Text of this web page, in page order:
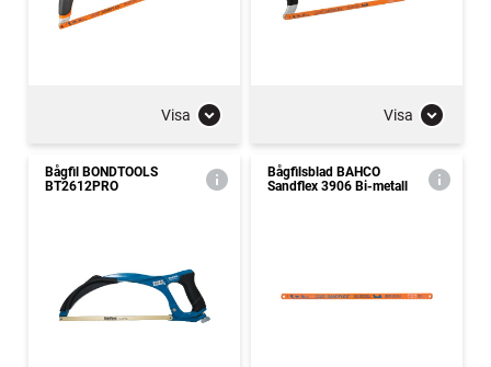
Visa Visa
Bågfil BONDTOOLS
BT2612PRO
Bågfilsblad BAHCO
Sandflex 3906 Bi-metall